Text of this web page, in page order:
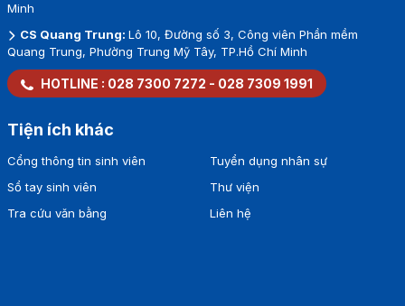
Minh
CS Quang Trung: Lô 10, Đường số 3, Công viên Phần mềm
Quang Trung, Phường Trung Mỹ Tây, TP.Hồ Chí Minh
HOTLINE : 028 7300 7272 - 028 7309 1991
Tiện ích khác
Cổng thông tin sinh viên
Sổ tay sinh viên
Tra cứu văn bằng
Tuyển dụng nhân sự
Thư viện
Liên hệ